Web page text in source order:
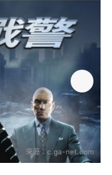
來源： c.ga-net.com